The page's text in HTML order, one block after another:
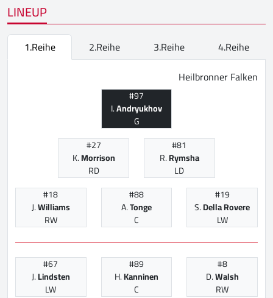
LINEUP
1.Reihe 2.Reihe 3.Reihe
4.Reihe
Heilbronner Falken
#97
I.Andryukhov
G
#27
K.Morrison
RD
#81
R.Rymsha
LD
#18
J.Williams
RW
#88
A.Tonge
C
#19
S.Della Rovere
LW
#67
J.Lindsten
LW
#89
H.Kanninen
C
#8
D.Walsh
RW